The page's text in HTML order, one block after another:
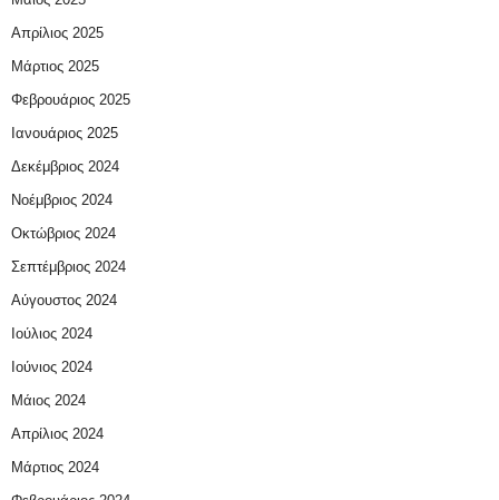
Απρίλιος 2025
Μάρτιος 2025
Φεβρουάριος 2025
Ιανουάριος 2025
Δεκέμβριος 2024
Νοέμβριος 2024
Οκτώβριος 2024
Σεπτέμβριος 2024
Αύγουστος 2024
Ιούλιος 2024
Ιούνιος 2024
Μάιος 2024
Απρίλιος 2024
Μάρτιος 2024